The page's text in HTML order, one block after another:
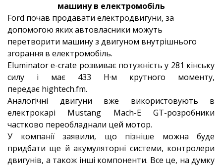
машину в електромобіль
Ford почав продавати електродвигуни, за
допомогою яких автовласники можуть
перетворити машину з двигуном внутрішнього
згорання в електромобіль.
Eluminator e-crate розвиває потужність у 281 кінську
силу і має 433 Н·м крутного моменту,
передає hightech.fm.
Аналогічні двигуни вже використовують в
електрокарі Mustang Mach-E GT-розробники
частково переобладнали цей мотор.
У компанії заявили, що пізніше можна буде
придбати ще й акумуляторні системи, контролери
двигунів, а також інші компоненти. Все це, на думку